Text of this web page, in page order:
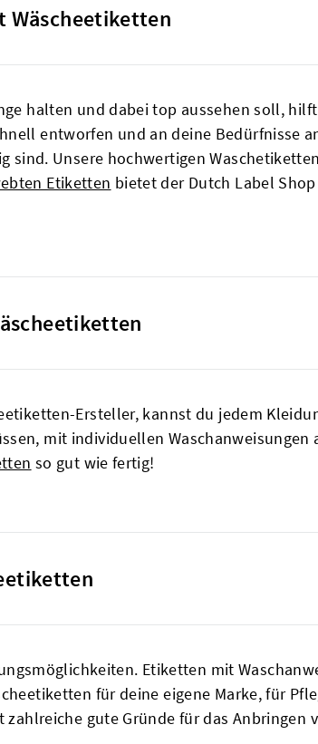
Wäscheetiketten
halten und dabei top aussehen soll,
entworfen und an deine Bedürfnisse
sind. Unsere hochwertigen
Etiketten bietet der Dutch Label
Ersteller, kannst du jedem
mit individuellen
so gut wie fertig!
Etiketten mit
für deine eigene Marke, für
gute Gründe für das Anbringen